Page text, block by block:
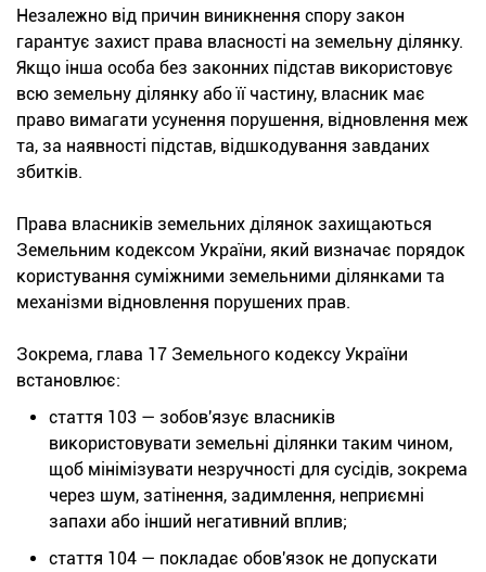
Незалежно від причин виникнення спору закон
гарантує захист права власності на земельну ділянку.
Якщо інша особа без законних підстав використовує
всю земельну ділянку або її частину, власник має
право вимагати усунення порушення, відновлення меж
та, за наявності підстав, відшкодування завданих
збитків.
Права власників земельних ділянок захищаються
Земельним кодексом України, який визначає порядок
користування суміжними земельними ділянками та
механізми відновлення порушених прав.
Зокрема, глава 17 Земельного кодексу України
встановлює:
стаття 103 — зобов'язує власників
використовувати земельні ділянки таким чином,
щоб мінімізувати незручності для сусідів, зокрема
через шум, затінення, задимлення, неприємні
запахи або інший негативний вплив;
стаття 104 — покладає обов'язок не допускати